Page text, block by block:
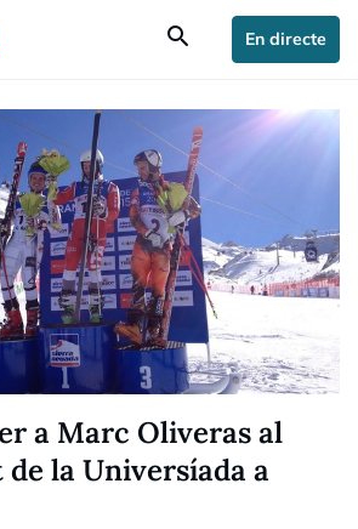
search En directe
a Marc Oliveras al
la Universíada a